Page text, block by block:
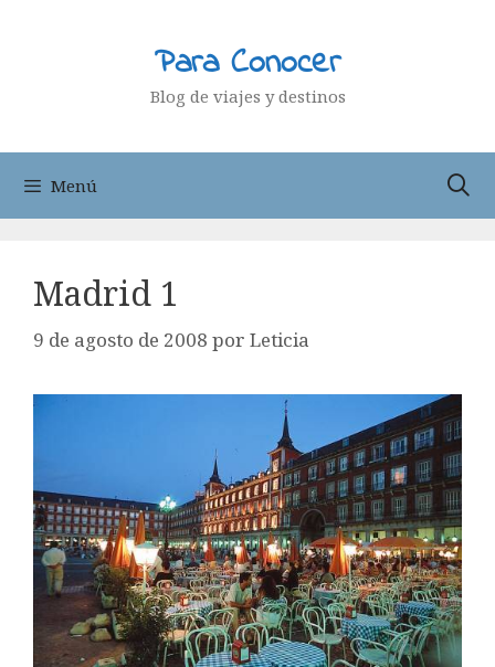
Para Conocer
Blog de viajes y destinos
Menú
Madrid 1
9 de agosto de 2008 por Leticia